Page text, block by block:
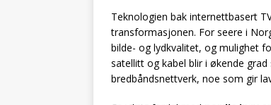
Teknologien bak internettbasert
transformasjonen. For seere i
bilde- og lydkvalitet, og mulighet
satellitt og kabel blir i økende
bredbåndsnettverk, noe som gir